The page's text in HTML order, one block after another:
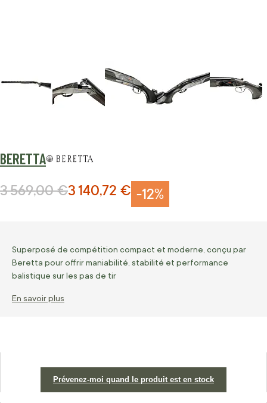
BERETTA
-12%
Prix Spécial
3 140,72 €
Prix normal
3 569,00 €
Superposé de compétition compact et moderne, conçu par
Beretta pour offrir maniabilité, stabilité et performance
balistique sur les pas de tir
En savoir plus
Prévenez-moi quand le produit est en stock